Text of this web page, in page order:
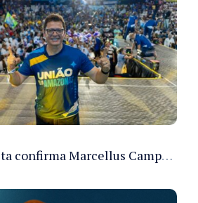
União Progressista confirma Marcellus Campêlo como candidato a deputado estadual